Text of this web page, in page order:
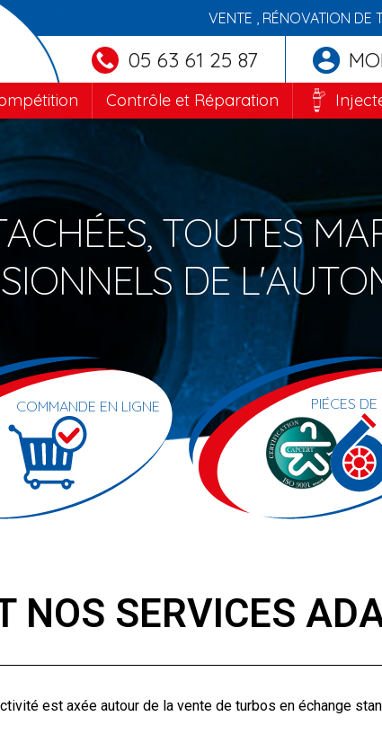
VENTE , RÉNOVATION DE
05 63 61 25 87
Contrôle et Réparation
TOUTES
DE
COMMANDE EN LIGNE PIÉCES
NOS SERVICES
est axée autour de la vente de turbos en échange